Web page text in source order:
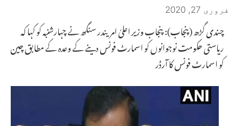
فروری 27, 2020
چندی گڑھ (پنجاب): پنجاب وزیر اعلیٰ امریندر سنگھ نے چہارشنبہ کو کہا کہ
ریاستی حکومت نوجوانوں کو اسمارٹ فونس دینے کے وعدہ کے مطابق چین
کو اسمارٹ فونس کا آرڈر